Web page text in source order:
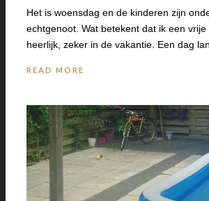
Het is woensdag en de kinderen zijn
echtgenoot. Wat betekent dat ik een
heerlijk, zeker in de vakantie. Een dag
READ MORE